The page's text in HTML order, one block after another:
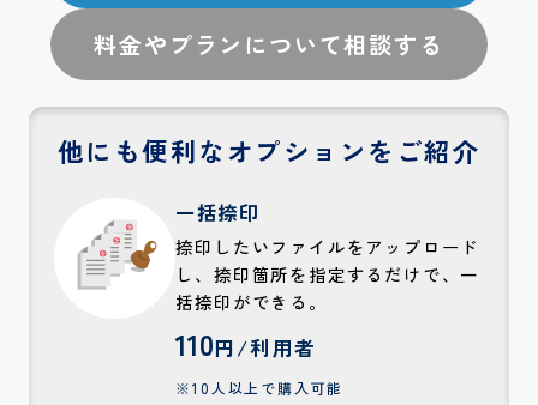
料金やプランについて相談する
他にも便利なオプションをご紹介
一括捺印
捺印したいファイルをアップロード
し、捺印箇所を指定するだけで、一
括捺印ができる。
110円/利用者
※10人以上で購入可能